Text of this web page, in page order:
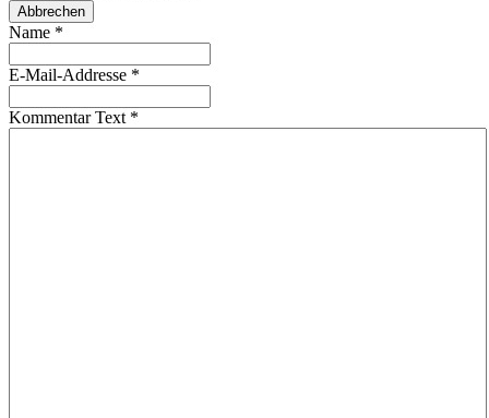
Abbrechen
Name *
E-Mail-Addresse *
Kommentar Text *